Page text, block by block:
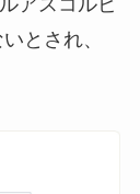
とされ、